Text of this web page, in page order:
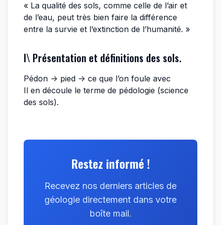
« La qualité des sols, comme celle de l’air et
de l’eau, peut très bien faire la différence
entre la survie et l’extinction de l’humanité. »
I\ Présentation et définitions des sols.
Pédon -> pied -> ce que l’on foule avec
Il en découle le terme de pédologie (science
des sols).
Restez informé !
Recevez nos derniers articles de
géologie directement dans votre
boîte mail.